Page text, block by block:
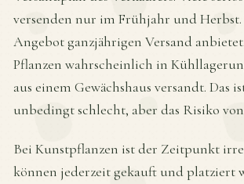
versenden nur im Frühjahr und
Angebot ganzjährigen Versand
Pflanzen wahrscheinlich in
aus einem Gewächshaus versandt. Das
unbedingt schlecht, aber das Risiko
Bei Kunstpflanzen ist der Zeitpunkt
können jederzeit gekauft und platziert